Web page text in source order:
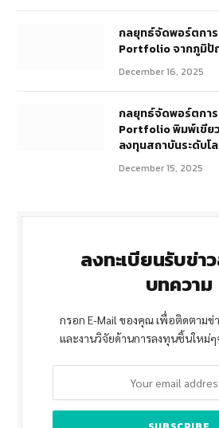
กลยุทธ์จัดพอร์ตกา
Portfolio จากภูมิ
December 16, 2025
กลยุทธ์จัดพอร์ตกา
Portfolio พิมพ์เขีย
ลงทุนสถาบันระดับโ
December 15, 2025
ลงทะเบียนรับข่า
บทความ
กรอก E-Mail ของคุณ เพื่อติดตามข่
และงานวิจัยด้านการลงทุนชิ้นใหม่ๆ